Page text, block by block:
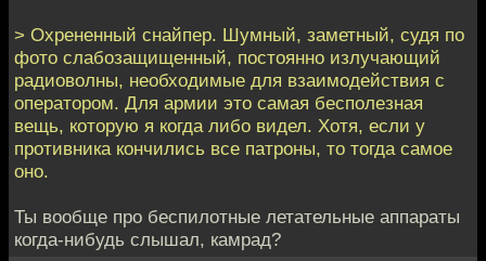
> Охрененный снайпер. Шумный, заметный, судя по
фото слабозащищенный, постоянно излучающий
радиоволны, необходимые для взаимодействия с
оператором. Для армии это самая бесполезная
вещь, которую я когда либо видел. Хотя, если у
противника кончились все патроны, то тогда самое
оно.
Ты вообще про беспилотные летательные аппараты
когда-нибудь слышал, камрад?